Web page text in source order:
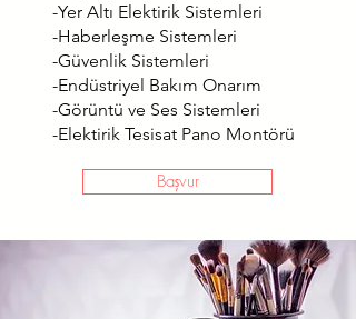
-Yer Altı Elektirik Sistemleri
-Haberleşme Sistemleri
-Güvenlik Sistemleri
-Endüstriyel Bakım Onarım
-Görüntü ve Ses Sistemleri
-Elektirik Tesisat Pano Montörü
Başvur